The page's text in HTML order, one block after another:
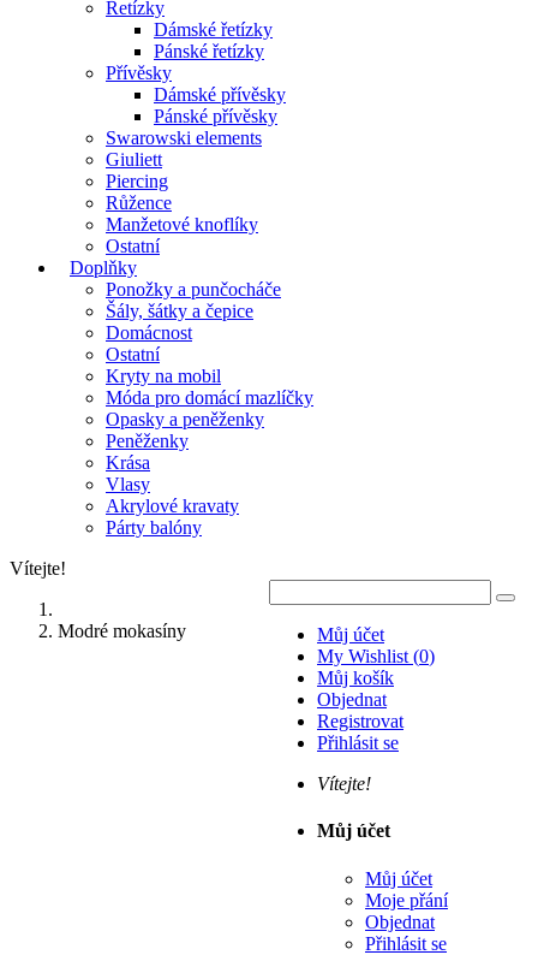
Řetízky
Dámské řetízky
Pánské řetízky
Přívěsky
Dámské přívěsky
Pánské přívěsky
Swarowski elements
Giuliett
Piercing
Růžence
Manžetové knoflíky
Ostatní
Doplňky
Ponožky a punčocháče
Šály, šátky a čepice
Domácnost
Ostatní
Kryty na mobil
Móda pro domácí mazlíčky
Opasky a peněženky
Peněženky
Krása
Vlasy
Akrylové kravaty
Párty balóny
Vítejte!
Můj účet
My Wishlist (0)
Můj košík
Objednat
Registrovat
Přihlásit se
Vítejte!
Můj účet
Můj účet
Moje přání
Objednat
Přihlásit se
Modré mokasíny